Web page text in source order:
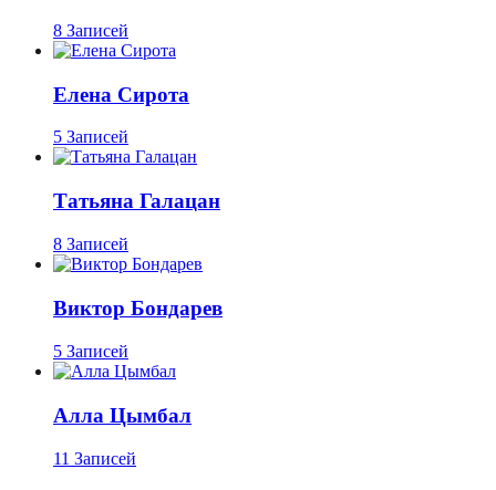
8 Записей
Елена Сирота
5 Записей
Татьяна Галацан
8 Записей
Виктор Бондарев
5 Записей
Алла Цымбал
11 Записей